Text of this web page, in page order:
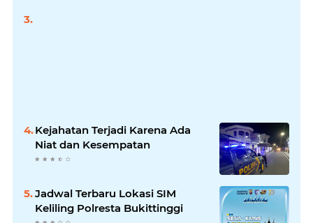
Kejahatan Terjadi Karena Ada
Niat dan Kesempatan
Jadwal Terbaru Lokasi SIM
Keliling Polresta Bukittinggi